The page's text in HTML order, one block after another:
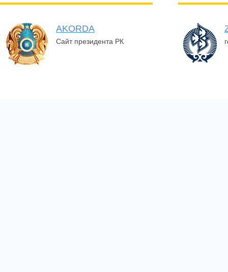
AKORDA
Сайт президента РК